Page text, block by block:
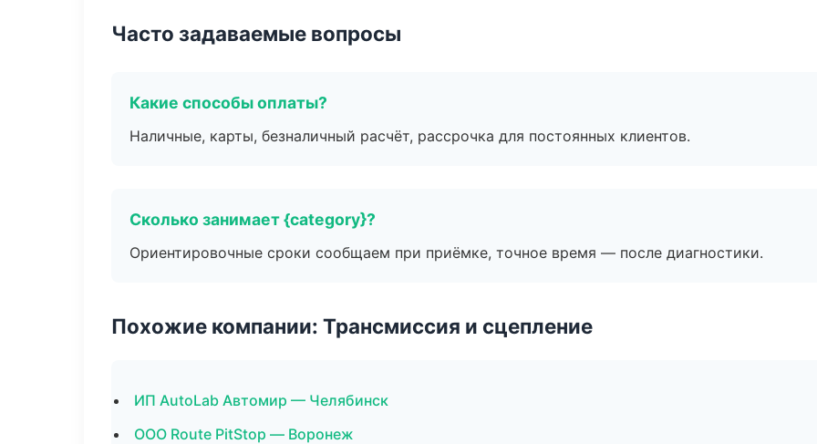
Часто задаваемые вопросы
Какие способы оплаты?
Наличные, карты, безналичный расчёт, рассрочка для постоянных клиентов.
Сколько занимает {category}?
Ориентировочные сроки сообщаем при приёмке, точное время — после диагностики.
Похожие компании: Трансмиссия и сцепление
ИП AutoLab Автомир — Челябинск
ООО Route PitStop — Воронеж